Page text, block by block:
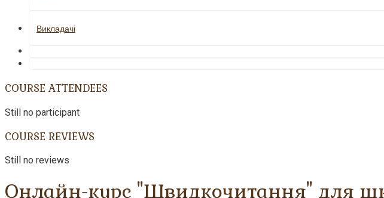
Викладачі
COURSE ATTENDEES
Still no participant
COURSE REVIEWS
Still no reviews
Онлайн-курс "Швидкочитання" для